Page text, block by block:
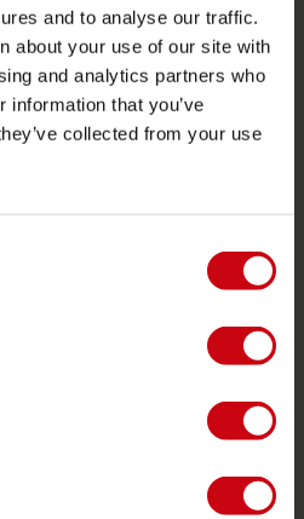
and to analyse our traffic.
about your use of our site with
and analytics partners who
information that you’ve
collected from your use